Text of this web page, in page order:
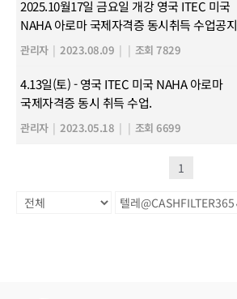
2025.10월17일 금요일 개강 영국 ITEC 미국
NAHA 아로마 국제자격증 동시취득 수업공지
관리자 | 2023.08.09 | | 조회 7829
4.13일(토) - 영국 ITEC 미국 NAHA 아로마
국제자격증 동시 취득 수업.
관리자 | 2023.05.18 | | 조회 6699
1